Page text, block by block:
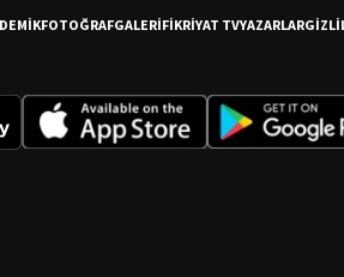
FOTOĞRAFGALERİFİKRİYAT TVYAZARLAR